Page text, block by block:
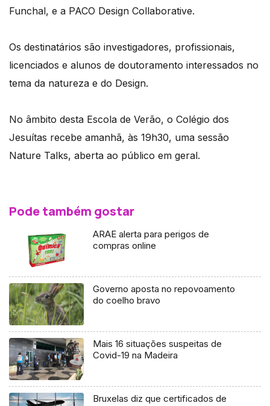
Funchal, e a PACO Design Collaborative.
Os destinatários são investigadores, profissionais,
licenciados e alunos de doutoramento interessados no
tema da natureza e do Design.
No âmbito desta Escola de Verão, o Colégio dos
Jesuítas recebe amanhã, às 19h30, uma sessão
Nature Talks, aberta ao público em geral.
Pode também gostar
ARAE alerta para perigos de
compras online
Governo aposta no repovoamento
do coelho bravo
Mais 16 situações suspeitas de
Covid-19 na Madeira
Bruxelas diz que certificados de